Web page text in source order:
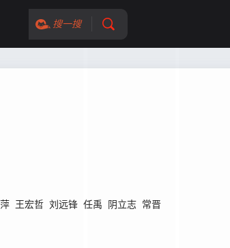
搜一搜
王宏哲 刘远锋 任禹 阴立志 常晋